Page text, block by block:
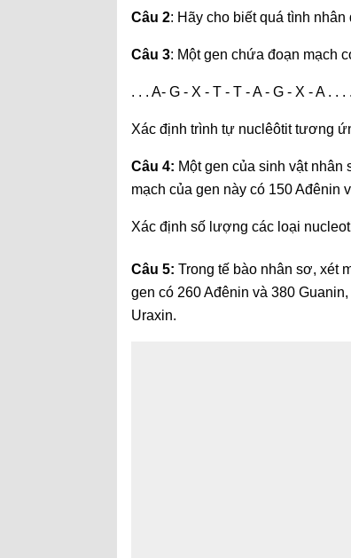
Câu 2: Hãy cho biết quá tình
Câu 3: Một gen chứa đoạn mạch
. . . A- G - X - T - T - A - G - X - A . . . .
Xác định trình tự nuclêôtit tương
Câu 4: Một gen của sinh vật nhân
mạch của gen này có 150 Ađênin
Xác định số lượng các loại
Câu 5: Trong tế bào nhân sơ, xét
gen có 260 Ađênin và 380
Uraxin.